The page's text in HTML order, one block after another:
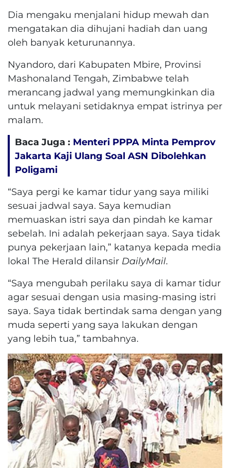
Dia mengaku menjalani hidup mewah dan
mengatakan dia dihujani hadiah dan uang
oleh banyak keturunannya.
Nyandoro, dari Kabupaten Mbire, Provinsi
Mashonaland Tengah, Zimbabwe telah
merancang jadwal yang memungkinkan dia
untuk melayani setidaknya empat istrinya per
malam.
Baca Juga : Menteri PPPA Minta Pemprov
Jakarta Kaji Ulang Soal ASN Dibolehkan
Poligami
“Saya pergi ke kamar tidur yang saya miliki
sesuai jadwal saya. Saya kemudian
memuaskan istri saya dan pindah ke kamar
sebelah. Ini adalah pekerjaan saya. Saya tidak
punya pekerjaan lain,” katanya kepada media
lokal The Herald dilansir DailyMail.
“Saya mengubah perilaku saya di kamar tidur
agar sesuai dengan usia masing-masing istri
saya. Saya tidak bertindak sama dengan yang
muda seperti yang saya lakukan dengan
yang lebih tua,” tambahnya.